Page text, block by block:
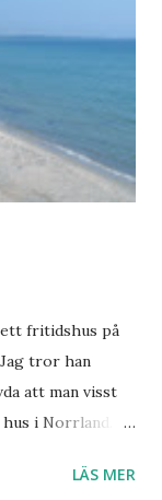
ett fritidshus på
tror han
att man visst
i Norrland.
såna hus som
LÄS MER